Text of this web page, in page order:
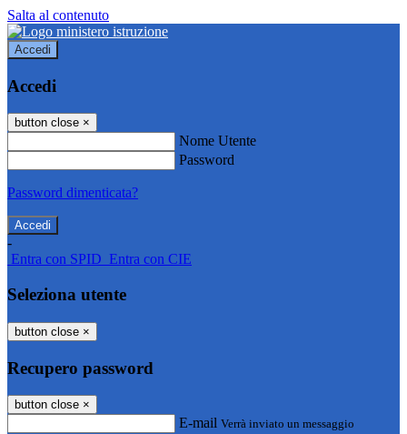
Salta al contenuto
Accedi
Accedi
button close ×
Nome Utente
Password
Password dimenticata?
-
Entra con SPID Entra con CIE
Seleziona utente
button close ×
Recupero password
button close ×
E-mail Verrà inviato un messaggio